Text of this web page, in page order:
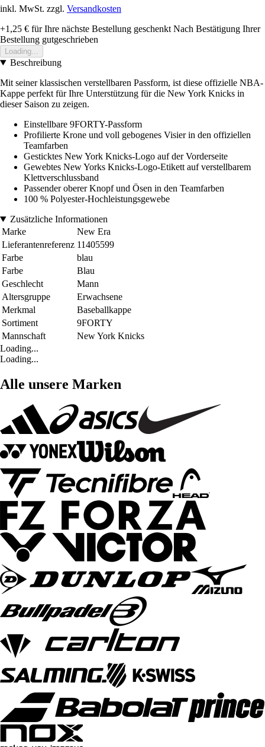
inkl. MwSt. zzgl. Versandkosten
+1,25 € für Ihre nächste Bestellung geschenkt Nach Bestätigung Ihrer
Bestellung gutgeschrieben
Loading...
Beschreibung
Mit seiner klassischen verstellbaren Passform, ist diese offizielle NBA-
Kappe perfekt für Ihre Unterstützung für die New York Knicks in
dieser Saison zu zeigen.
Einstellbare 9FORTY-Passform
Profilierte Krone und voll gebogenes Visier in den offiziellen
Teamfarben
Gesticktes New York Knicks-Logo auf der Vorderseite
Gewebtes New Yorks Knicks-Logo-Etikett auf verstellbarem
Klettverschlussband
Passender oberer Knopf und Ösen in den Teamfarben
100 % Polyester-Hochleistungsgewebe
Zusätzliche Informationen
Marke
New Era
Lieferantenreferenz 11405599
Farbe
blau
Farbe
Blau
Geschlecht
Mann
Altersgruppe
Erwachsene
Merkmal
Baseballkappe
Sortiment
9FORTY
Mannschaft
New York Knicks
Loading...
Loading...
Alle unsere Marken